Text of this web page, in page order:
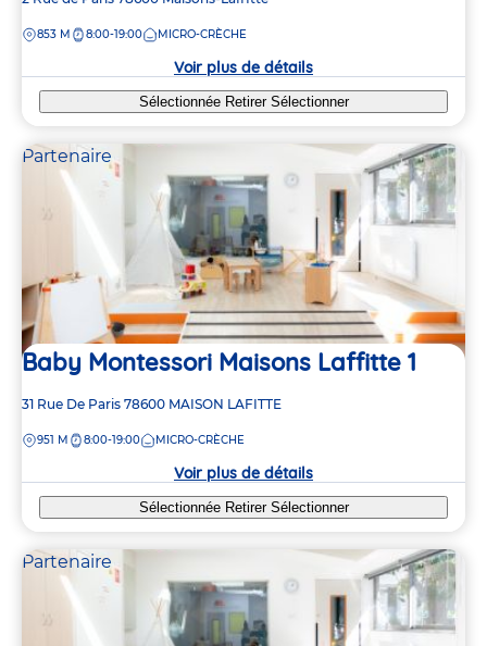
la
DISTANCE
853 M 8:00-19:00 MICRO-CRÈCHE
Voir plus de détails
Sélectionnée Retirer Sélectionner
Partenaire
Baby Montessori Maisons Laffitte 1
Adresse
la
31 Rue De Paris 78600 MAISON LAFITTE
DISTANCE
951 M 8:00-19:00 MICRO-CRÈCHE
Voir plus de détails
Sélectionnée Retirer Sélectionner
Partenaire